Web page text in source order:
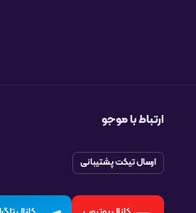
ارتباط با موجو
ارسال تیکت پشتیبانی